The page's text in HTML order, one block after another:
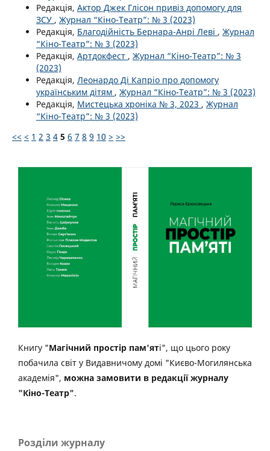
Редакція, Актор Джек Глісон привіз допомогу для
ЗСУ , Журнал “Кіно-Театр”: № 3 (2023)
Редакція, Благодійність Бернара-Анрі Леві , Журнал
“Кіно-Театр”: № 3 (2023)
Редакція, Артдокфест , Журнал “Кіно-Театр”: № 3
(2023)
Редакція, Леонардо Ді Капріо про допомогу
українським дітям , Журнал “Кіно-Театр”: № 3 (2023)
Редакція, Мистецька хроніка № 3, 2023 , Журнал
“Кіно-Театр”: № 3 (2023)
<< < 1 2 3 4 5 6 7 8 9 10 > >>
Книгу "Магічний простір пам'яті", що цього року
побачила світ у Видавничому домі "Києво-Могилянська
академія", можна замовити в редакції журналу
"Кіно-Театр".
Розділи журналу